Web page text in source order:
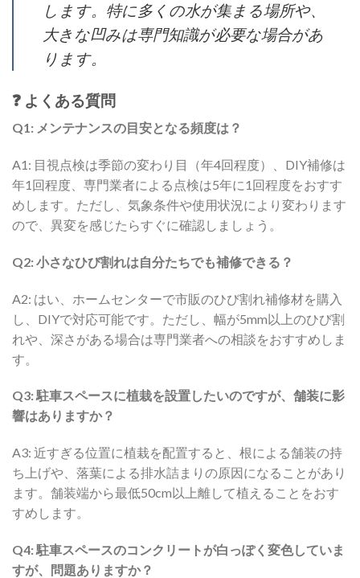
します。特に多くの水が集まる場所や、
大きな凹みは専門知識が必要な場合があ
ります。
❓ よくある質問
Q1: メンテナンスの目安となる頻度は？
A1: 目視点検は季節の変わり目（年4回程度）、DIY補修は
年1回程度、専門業者による点検は5年に1回程度をおすす
めします。ただし、気象条件や使用状況により変わります
ので、異変を感じたらすぐに確認しましょう。
Q2: 小さなひび割れは自分たちでも補修できる？
A2: はい、ホームセンターで市販のひび割れ補修材を購入
し、DIYで対応可能です。ただし、幅が5mm以上のひび割
れや、深さがある場合は専門業者への相談をおすすめしま
す。
Q3: 駐車スペースに植栽を設置したいのですが、舗装に影
響はありますか？
A3: 近すぎる位置に植栽を配置すると、根による舗装の持
ち上げや、落葉による排水詰まりの原因になることがあり
ます。舗装端から最低50cm以上離して植えることをおす
すめします。
Q4: 駐車スペースのコンクリートが白っぽく変色していま
すが、問題ありますか？